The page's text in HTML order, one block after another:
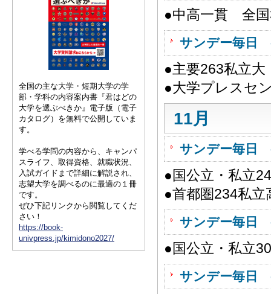
全国の主な大学・短期大学の学
部・学科の内容案内書『君はどの
大学を選ぶべきか』電子版（電子
カタログ）を無料で公開していま
す。
学べる学問の内容から、キャンパ
スライフ、取得資格、就職状況、
入試ガイドまで詳細に解説され、
志望大学を調べるのに最適の１冊
です。
ぜひ下記リンクから閲覧してくだ
さい！
https://book-
univpress.jp/kimidono2027/
●中高一貫 全
サンデー毎日
●主要263私立
●大学プレスセ
11月
サンデー毎日
●国公立・私立
●首都圏234私
サンデー毎日
●国公立・私立
サンデー毎日